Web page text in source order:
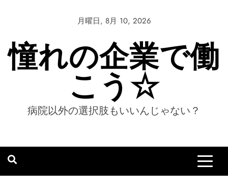
月曜日, 8月 10, 2026
憧れの企業で働
こう☆
病院以外の選択肢もいいんじゃない？